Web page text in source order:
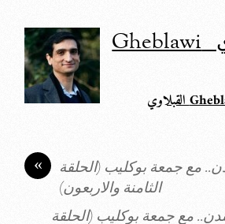
Ghazi غازي Gheblawi
«
مع جمعة بوكليب (الحلقة
الثامنة والاربعون)
مع جمعة بوكليب (الحلقة